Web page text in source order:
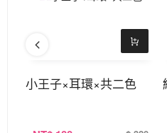
小王子×耳環×共二色